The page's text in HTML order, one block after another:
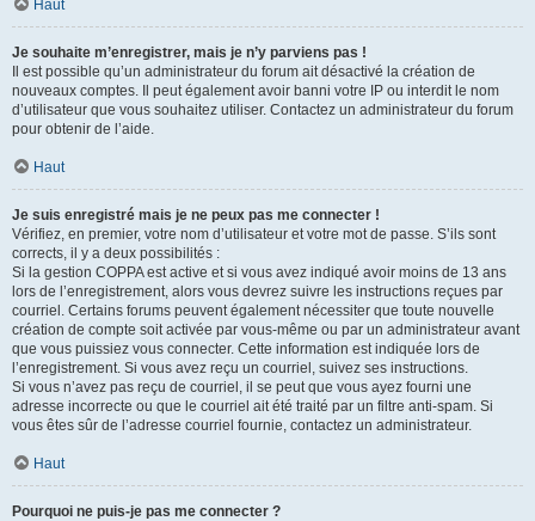
Haut
Je souhaite m’enregistrer, mais je n’y parviens pas !
Il est possible qu’un administrateur du forum ait désactivé la création de
nouveaux comptes. Il peut également avoir banni votre IP ou interdit le nom
d’utilisateur que vous souhaitez utiliser. Contactez un administrateur du forum
pour obtenir de l’aide.
Haut
Je suis enregistré mais je ne peux pas me connecter !
Vérifiez, en premier, votre nom d’utilisateur et votre mot de passe. S’ils sont
corrects, il y a deux possibilités :
Si la gestion COPPA est active et si vous avez indiqué avoir moins de 13 ans
lors de l’enregistrement, alors vous devrez suivre les instructions reçues par
courriel. Certains forums peuvent également nécessiter que toute nouvelle
création de compte soit activée par vous-même ou par un administrateur avant
que vous puissiez vous connecter. Cette information est indiquée lors de
l’enregistrement. Si vous avez reçu un courriel, suivez ses instructions.
Si vous n’avez pas reçu de courriel, il se peut que vous ayez fourni une
adresse incorrecte ou que le courriel ait été traité par un filtre anti-spam. Si
vous êtes sûr de l’adresse courriel fournie, contactez un administrateur.
Haut
Pourquoi ne puis-je pas me connecter ?